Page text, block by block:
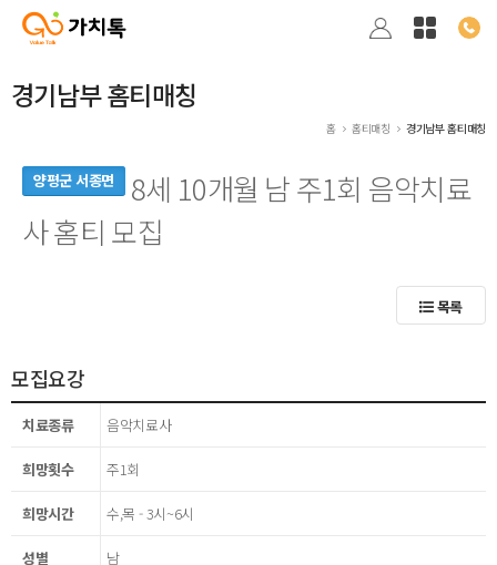
경기남부 홈티매칭
홈 홈티매칭 경기남부 홈티매칭
양평군 서종면
8세 10개월 남 주1회 음악치료
사 홈티 모집
목록
모집요강
치료종류 음악치료사
희망횟수 주1회
희망시간 수,목 - 3시~6시
성별 남